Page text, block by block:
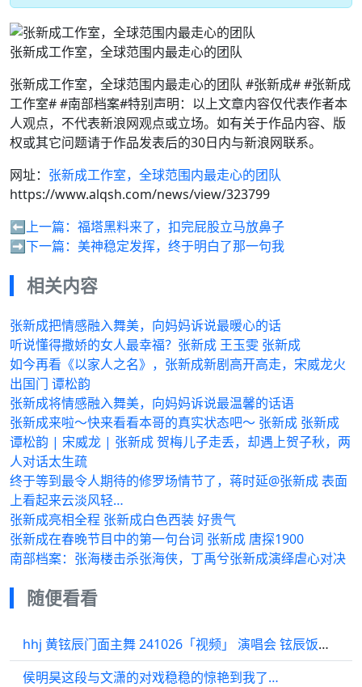
张新成工作室，全球范围内最走心的团队
张新成工作室，全球范围内最走心的团队 #张新成# #张新成
工作室# #南部档案#特别声明：以上文章内容仅代表作者本
人观点，不代表新浪网观点或立场。如有关于作品内容、版
权或其它问题请于作品发表后的30日内与新浪网联系。
网址： 张新成工作室，全球范围内最走心的团队
https://www.alqsh.com/news/view/323799
⬅️上一篇： 福塔黑料来了，扣完屁股立马放鼻子
➡️下一篇： 美神稳定发挥，终于明白了那一句我
相关内容
张新成把情感融入舞美，向妈妈诉说最暖心的话
听说懂得撒娇的女人最幸福？张新成 王玉雯 张新成
如今再看《以家人之名》，张新成新剧高开高走，宋威龙火
出国门 谭松韵
张新成将情感融入舞美，向妈妈诉说最温馨的话语
张新成来啦～快来看看本哥的真实状态吧～ 张新成 张新成
谭松韵 | 宋威龙 | 张新成 贺梅儿子走丢，却遇上贺子秋，两
人对话太生疏
终于等到最令人期待的修罗场情节了，蒋时延@张新成 表面
上看起来云淡风轻…
张新成亮相全程 张新成白色西装 好贵气
张新成在春晚节目中的第一句台词 张新成 唐探1900
南部档案：张海楼击杀张海侠，丁禹兮张新成演绎虐心对决
随便看看
hhj 黄铉辰门面主舞 241026「视频」 演唱会 铉辰饭拍 cr
侯明昊这段与文潇的对戏稳稳的惊艳到我了…